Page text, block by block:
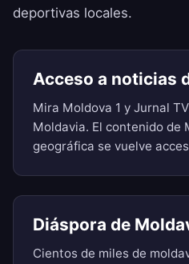
deportivas locales.
Acceso a noticias
Mira Moldova 1 y Jurnal
Moldavia. El contenido de
geográfica se vuelve
Diáspora de
Cientos de miles de